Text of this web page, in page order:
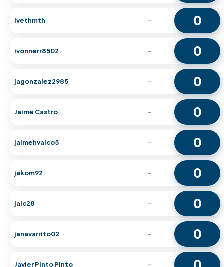
ivethmth - 0
ivonnerr8502 - 0
jagonzalez2985 - 0
Jaime Castro - 0
jaimehvalco5 - 0
jakom92 - 0
jalc28 - 0
janavarrito02 - 0
Javier Pinto Pinto -